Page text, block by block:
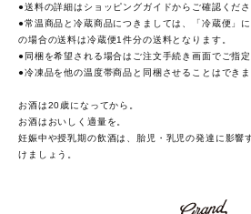
●送料の詳細は ショッピングガイドからご確認くださ
●常温商品と冷蔵商品につきましては、「冷蔵便」
の場合の送料は冷蔵便1件分の送料となります。
●同梱を希望される場合はご注文手続き画面でご指定
●冷凍品を他の温度帯商品と同梱させることはでき
お酒は20歳になってから。
お酒はおいしく適量を。
妊娠中や授乳期の飲酒は、胎児・乳児の発達に影響
けましょう。